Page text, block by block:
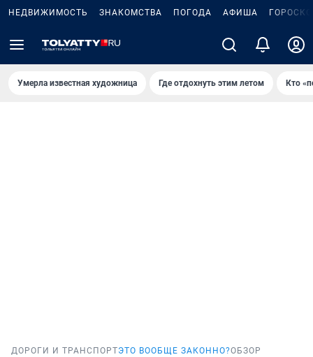
НЕДВИЖИМОСТЬ ЗНАКОМСТВА ПОГОДА АФИША
Умерла известная художница Где отдохнуть этим летом Кто
ДОРОГИ И ТРАНСПОРТЭТО ВООБЩЕ ЗАКОННО?ОБЗОР